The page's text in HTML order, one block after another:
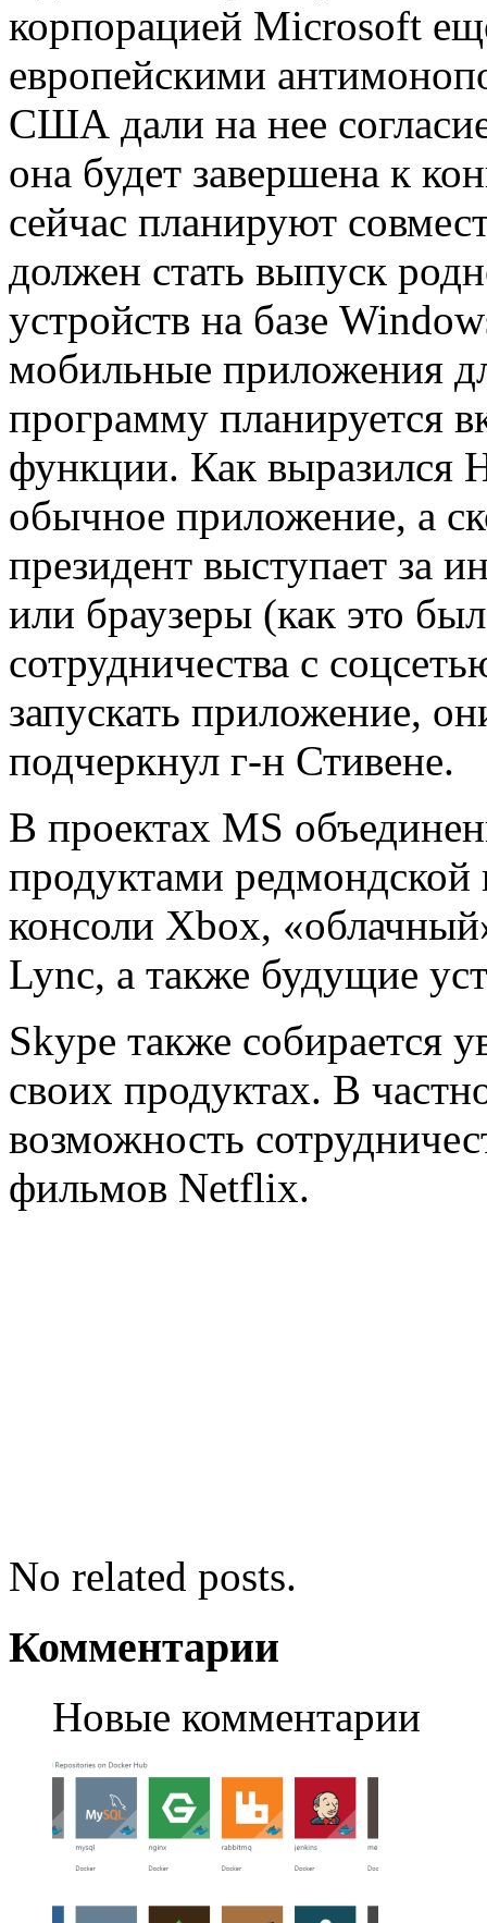
корпорацией Microsoft
европейскими
США дали на нее
она будет завершена к
сейчас планируют
должен стать выпуск
устройств на базе
мобильные приложения
программу планируется
функции. Как выразился
обычное приложение, а
президент выступает за
или браузеры (как это
сотрудничества с
запускать приложение,
подчеркнул г-н Стивене.
В проектах MS
продуктами
консоли Xbox,
Lync, а также будущие
Skype также собирается
своих продуктах. В
возможность
фильмов Netflix.
No related posts.
Комментарии
Новые комментарии